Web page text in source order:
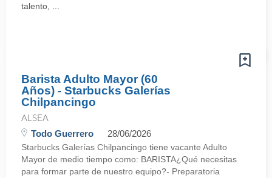
talento, ...
Barista Adulto Mayor (60
Años) - Starbucks Galerías
Chilpancingo
ALSEA
Todo Guerrero 28/06/2026
Starbucks Galerías Chilpancingo tiene vacante Adulto
Mayor de medio tiempo como: BARISTA¿Qué necesitas
para formar parte de nuestro equipo?- Preparatoria